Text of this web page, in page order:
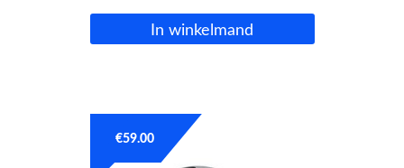
In winkelmand
€59.00